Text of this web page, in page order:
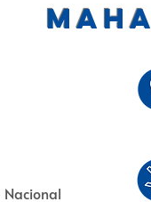
Nacional